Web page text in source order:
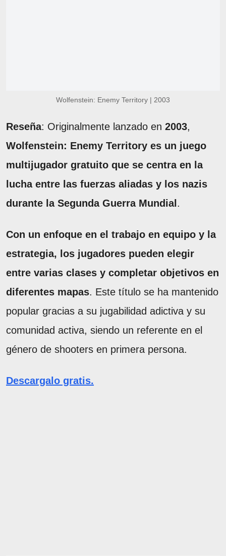
Wolfenstein: Enemy Territory | 2003
Reseña: Originalmente lanzado en 2003,
Wolfenstein: Enemy Territory es un juego
multijugador gratuito que se centra en la
lucha entre las fuerzas aliadas y los nazis
durante la Segunda Guerra Mundial .
Con un enfoque en el trabajo en equipo y la
estrategia, los jugadores pueden elegir
entre varias clases y completar objetivos en
diferentes mapas. Este título se ha mantenido
popular gracias a su jugabilidad adictiva y su
comunidad activa, siendo un referente en el
género de shooters en primera persona.
Descargalo gratis.